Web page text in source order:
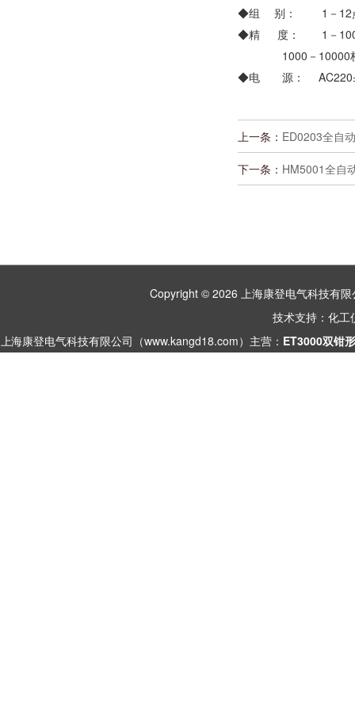
◆组 别： 1－12
◆精 度： 1－
1000－10000档
◆电 源：
上一条： ED0203全自
下一条： HM5001全自
Copyright © 2026 上海康登电气科技有
技术支持： 化工
上海康登电气科技有限公司（www.kangd18.com）主营： ET3000双钳